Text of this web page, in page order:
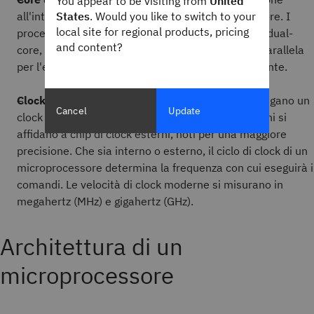
all'interno dei microprocessori sono note come core. I
processori moderni incorporano spesso più core (dual-
core, quad-core) che consentono l'elaborazione parallela
per l'esecuzione di più attività contemporaneamente.
Clock:
sebbene non tutti i microprocessori contengano un
clock interno, sono tutti azionati da un clock. Alcuni si
affidano a chip di clock esterni, noti per una maggiore
precisione. Che sia interno o esterno, il ciclo di clock di un
microprocessore determina la frequenza con cui eseguirà i
comandi. Le velocità di clock moderne si misurano in
megahertz (MHz) e gigahertz (GHz).
Architettura di un
microprocessore
States. Would you like to switch to your
local site for regional products, pricing
and content?
Cancel Update